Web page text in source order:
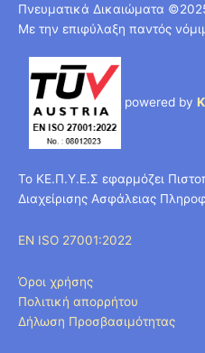
Πνευματικά Δικαιώματα
Με την επιφύλαξη παντός
powered by
Το ΚΕ.Π.Υ.Ε.Σ εφαρμόζει
Διαχείρισης Ασφάλειας
EN ISO 27001:2022
Όροι χρήσης
Πολιτική απορρήτου
Δήλωση Προσβασιμότητας